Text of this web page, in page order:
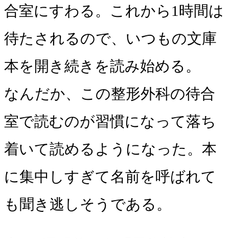
合室にすわる。これから1時間は
待たされるので、いつもの文庫
本を開き続きを読み始める。
なんだか、この整形外科の待合
室で読むのが習慣になって落ち
着いて読めるようになった。本
に集中しすぎて名前を呼ばれて
も聞き逃しそうである。